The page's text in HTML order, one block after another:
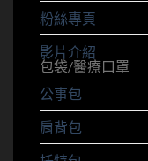
粉絲專頁
影片介紹
包袋/醫療口罩
公事包
肩背包